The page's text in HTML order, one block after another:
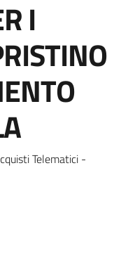
I
Telematici -